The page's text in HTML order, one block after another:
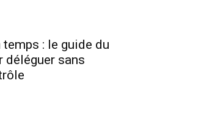
: le guide du
déléguer sans